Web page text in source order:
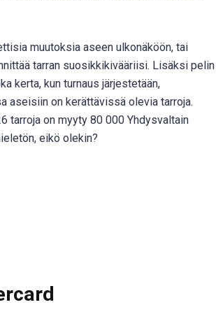
muutoksia aseen ulkonäköön, tai
tarran suosikkikivääriisi. Lisäksi pelin
kerta, kun turnaus järjestetään,
aseisiin on kerättävissä olevia tarroja.
tarroja on myyty 80 000 Yhdysvaltain
eikö olekin?